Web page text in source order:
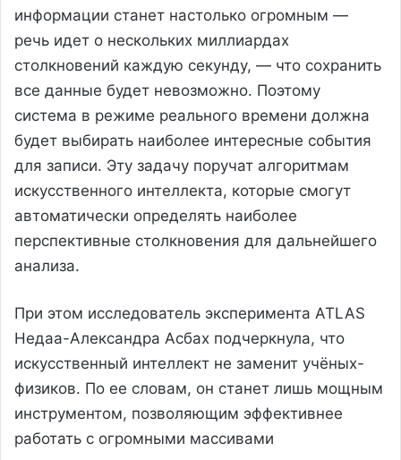
информации станет настолько огромным —
речь идет о нескольких миллиардах
столкновений каждую секунду, — что сохранить
все данные будет невозможно. Поэтому
система в режиме реального времени должна
будет выбирать наиболее интересные события
для записи. Эту задачу поручат алгоритмам
искусственного интеллекта, которые смогут
автоматически определять наиболее
перспективные столкновения для дальнейшего
анализа.
При этом исследователь эксперимента ATLAS
Недаа-Александра Асбах подчеркнула, что
искусственный интеллект не заменит учёных-
физиков. По ее словам, он станет лишь мощным
инструментом, позволяющим эффективнее
работать с огромными массивами